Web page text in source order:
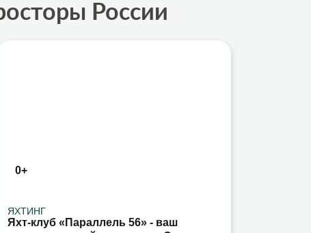
России
0+
ЯХТИНГ
Яхт-клуб «Параллель 56» - ваш